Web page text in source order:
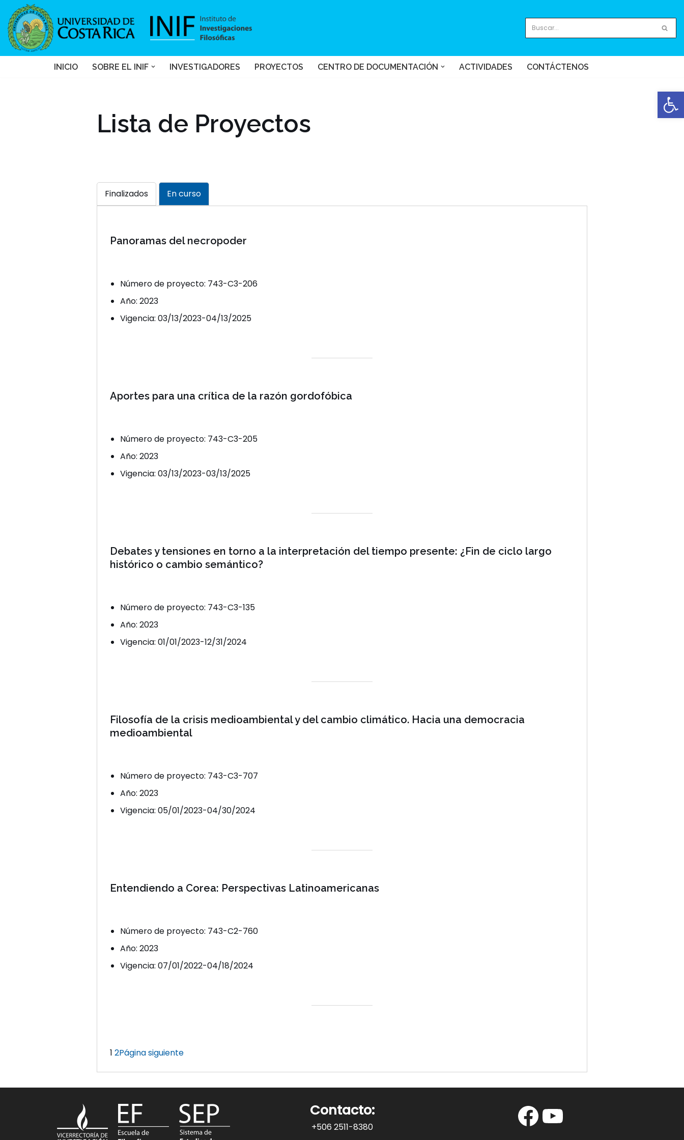
Saltar
al
contenido
INICIO SOBRE EL INIF INVESTIGADORES PROYECTOS CENTRO DE DOCUMENTACIÓN ACTIVIDADES CONTÁCTENOS
Lista de Proyectos
Finalizados En curso
Panoramas del necropoder
Número de proyecto: 743-C3-206
Año: 2023
Vigencia: 03/13/2023-04/13/2025
Aportes para una crítica de la razón gordofóbica
Número de proyecto: 743-C3-205
Año: 2023
Vigencia: 03/13/2023-03/13/2025
Debates y tensiones en torno a la interpretación del tiempo presente: ¿Fin de ciclo largo
histórico o cambio semántico?
Número de proyecto: 743-C3-135
Año: 2023
Vigencia: 01/01/2023-12/31/2024
Filosofía de la crisis medioambiental y del cambio climático. Hacia una democracia
medioambiental
Número de proyecto: 743-C3-707
Año: 2023
Vigencia: 05/01/2023-04/30/2024
Entendiendo a Corea: Perspectivas Latinoamericanas
Número de proyecto: 743-C2-760
Año: 2023
Vigencia: 07/01/2022-04/18/2024
1 2Página siguiente
Contacto:
+506 2511-8380